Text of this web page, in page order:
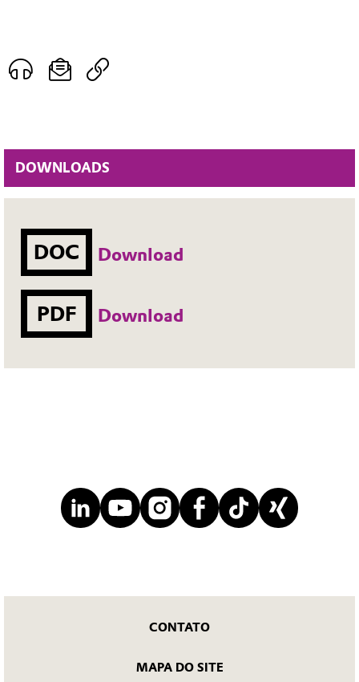
DOWNLOADS
DOC Download
PDF Download
CONTATO
MAPA DO SITE